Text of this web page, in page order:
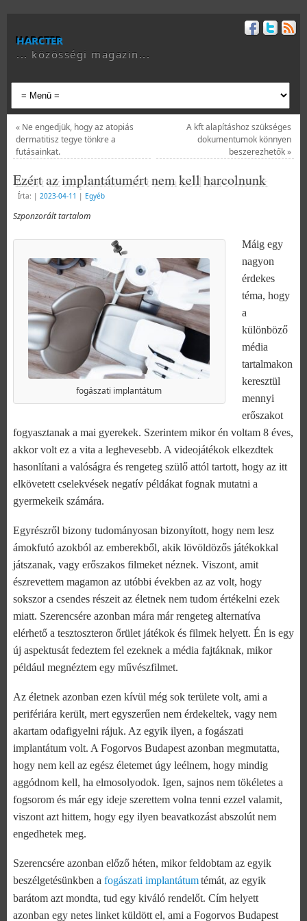
harcter
... közösségi magazin...
«Ne engedjük, hogy az atopiás
dermatitisz tegye tönkre a
futásainkat.
A kft alapításhoz szükséges
dokumentumok könnyen
beszerezhetők»
Ezért az implantátumért nem kell harcolnunk
Írta: | 2023-04-11 | Egyéb
Szponzorált tartalom
fogászati implantátum
Máig egy
nagyon
érdekes
téma, hogy
a
különböző
média
tartalmakon
keresztül
mennyi
erőszakot
fogyasztanak a mai gyerekek. Szerintem mikor én voltam 8 éves,
akkor volt ez a vita a leghevesebb. A videojátékok elkezdtek
hasonlítani a valóságra és rengeteg szülő attól tartott, hogy az itt
elkövetett cselekvések negatív példákat fognak mutatni a
gyermekeik számára.
Egyrészről bizony tudományosan bizonyított, hogy nem lesz
ámokfutó azokból az emberekből, akik lövöldözős játékokkal
játszanak, vagy erőszakos filmeket néznek. Viszont, amit
észrevettem magamon az utóbbi években az az volt, hogy
sokszor a csendes részeit az életnek nem tudom értékelni ezek
miatt. Szerencsére azonban mára már rengeteg alternatíva
elérhető a tesztoszteron őrület játékok és filmek helyett. Én is egy
új aspektusát fedeztem fel ezeknek a média fajtáknak, mikor
például megnéztem egy művészfilmet.
Az életnek azonban ezen kívül még sok területe volt, ami a
perifériára került, mert egyszerűen nem érdekeltek, vagy nem
akartam odafigyelni rájuk. Az egyik ilyen, a fogászati
implantátum volt. A Fogorvos Budapest azonban megmutatta,
hogy nem kell az egész életemet úgy leélnem, hogy mindig
aggódnom kell, ha elmosolyodok. Igen, sajnos nem tökéletes a
fogsorom és már egy ideje szerettem volna tenni ezzel valamit,
viszont azt hittem, hogy egy ilyen beavatkozást abszolút nem
engedhetek meg.
Szerencsére azonban előző héten, mikor feldobtam az egyik
beszélgetésünkben a fogászati implantátum témát, az egyik
barátom azt mondta, tud egy kiváló rendelőt. Cím helyett
azonban egy netes linket küldött el, ami a Fogorvos Budapest